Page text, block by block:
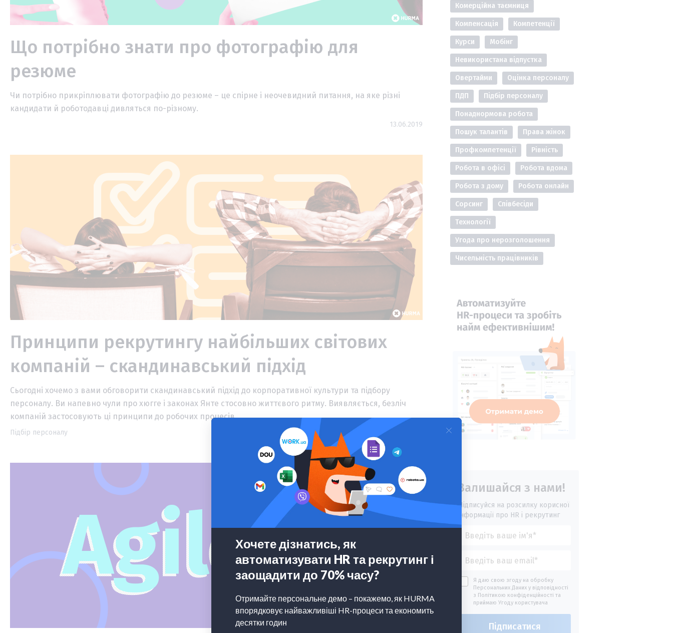
Що потрібно знати про фотографію для
резюме
Чи потрібно прикріплювати фотографію до резюме – це спірне і неочевидний питання, на яке різні
кандидати й роботодавці дивляться по-різному.
13.06.2019
Принципи рекрутингу найбільших світових
компаній – скандинавський підхід
Сьогодні хочемо з вами обговорити скандинавський підхід до корпоративної культури та підбору
персоналу. Ви напевно чули про хюгге і законах Янте стосовно життєвого ритму. Виявляється, безліч
компаній застосовують ці принципи до робочих процесів.
Підбір персоналу 07.06.2019
Комерційна таємниця
Компенсація Компетенції
Курси Мобінг
Невикористана відпустка
Овертайми Оцінка персоналу
ПДП Підбір персоналу
Понаднормова робота
Пошук талантів Права жінок
Профкомпетенції Рівність
Робота в офісі Робота вдома
Робота з дому Робота онлайн
Сорсинг Співбесіди
Технології
Угода про нерозголошення
Чисельність працівників
Залишайся з нами!
Підписуйся на розсилку корисної
інформації про HR і рекрутинг
Я даю свою згоду на обробку
Персональних Даних у відповідності
з Політикою конфіденційності та
приймаю Угоду користувача